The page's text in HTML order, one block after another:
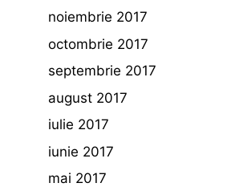
noiembrie 2017
octombrie 2017
septembrie 2017
august 2017
iulie 2017
iunie 2017
mai 2017